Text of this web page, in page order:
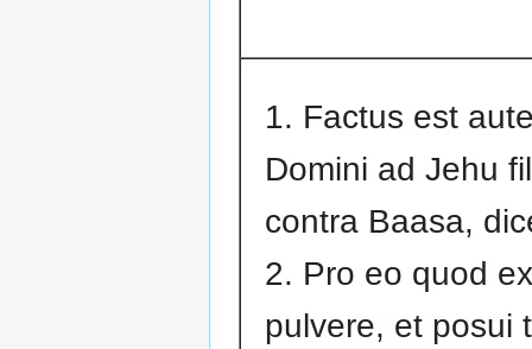
1. Factus est
Domini ad Jehu
contra Baasa,
2. Pro eo quod
pulvere, et posui